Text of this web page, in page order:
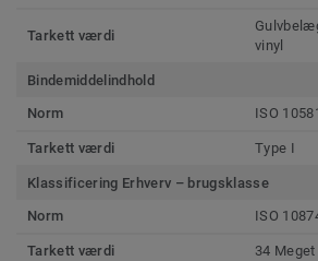
Tarkett værdi
vinyl
Bindemiddelindhold
Norm
ISO
Tarkett værdi Type I
Klassificering Erhverv – brugsklasse
Norm
ISO
Tarkett værdi 34